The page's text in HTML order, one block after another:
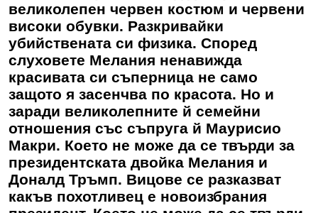
великолепен червен костюм и червени
високи обувки. Разкривайки
убийствената си физика. Според
слуховете Мелания ненавижда
красивата си съперница не само
защото я засенчва по красота. Но и
заради великолепните й семейни
отношения със съпруга й Маурисио
Макри. Което не може да се твърди за
президентската двойка Мелания и
Доналд Тръмп. Вицове се разказват
какъв похотливец е новоизбрания